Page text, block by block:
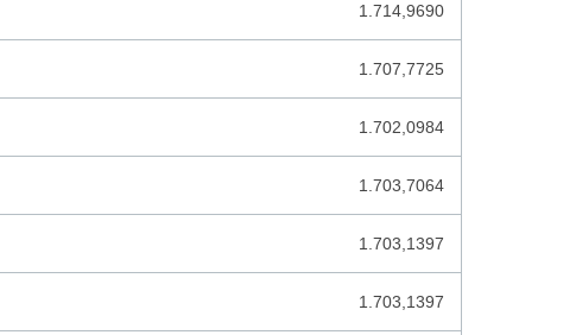
CUBAANSE PESO CONVERTIBLE
DOMINICAANSE PESO
ECUATORIAANSE SUCRE
1.714,9690
1.707,7725
1.702,0984
1.703,7064
1.703,1397
1.703,1397